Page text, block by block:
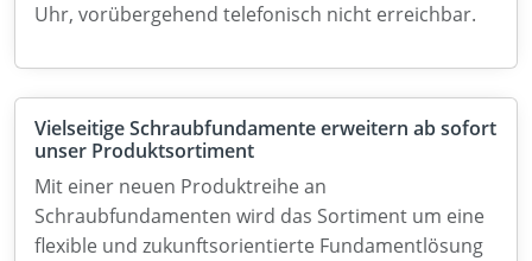
Uhr, vorübergehend telefonisch nicht erreichbar.
Vielseitige Schraubfundamente erweitern ab sofort
unser Produktsortiment
Mit einer neuen Produktreihe an
Schraubfundamenten wird das Sortiment um eine
flexible und zukunftsorientierte Fundamentlösung